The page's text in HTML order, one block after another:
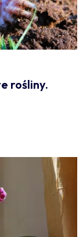
rośliny.